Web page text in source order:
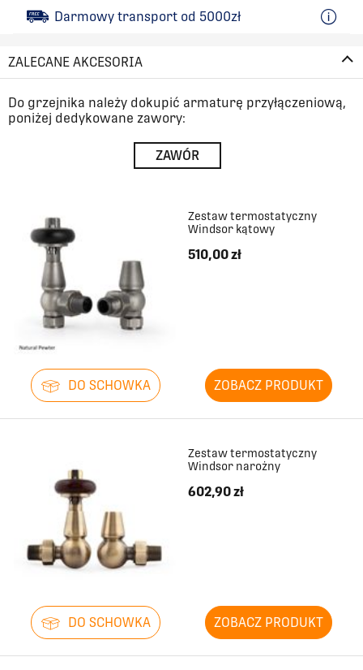
1122
1200
1278 467
1590
1746 467
1824 467
467
1980
2058
2136 467
Darmowy transport od 5000zł
ZALECANE AKCESORIA
Do grzejnika należy dokupić armaturę przyłączeniową,
poniżej dedykowane zawory:
ZAWÓR
Zestaw termostatyczny
Windsor kątowy
510,00 zł
DO SCHOWKA ZOBACZ PRODUKT
Zestaw termostatyczny
Windsor narożny
602,90 zł
DO SCHOWKA ZOBACZ PRODUKT